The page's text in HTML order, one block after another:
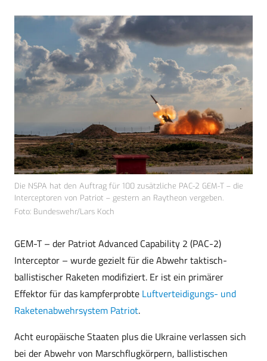
Die NSPA hat den Auftrag für 100 zusätzliche PAC-2 GEM-T – die
Interceptoren von Patriot – gestern an Raytheon vergeben.
Foto: Bundeswehr/Lars Koch
GEM-T – der Patriot Advanced Capability 2 (PAC-2)
Interceptor – wurde gezielt für die Abwehr taktisch-
ballistischer Raketen modifiziert. Er ist ein primärer
Effektor für das kampferprobte Luftverteidigungs- und
Raketenabwehrsystem Patriot.
Acht europäische Staaten plus die Ukraine verlassen sich
bei der Abwehr von Marschflugkörpern, ballistischen